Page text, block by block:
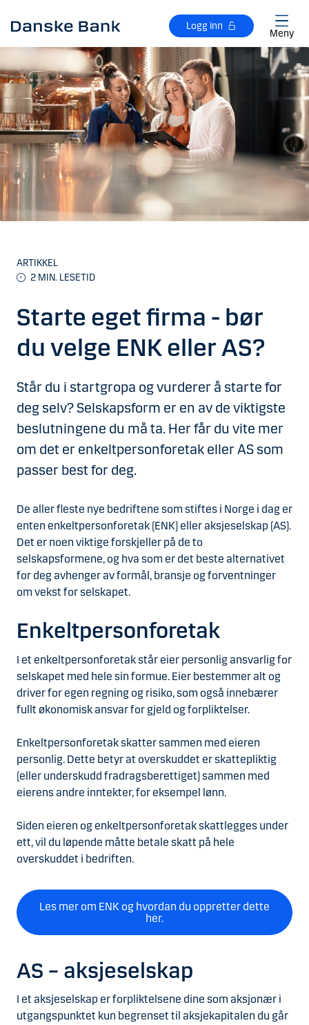
Logg inn
Meny
ARTIKKEL
2 MIN. LESETID
Starte eget firma - bør
du velge ENK eller AS?
Står du i startgropa og vurderer å starte for
deg selv? Selskapsform er en av de viktigste
beslutningene du må ta. Her får du vite mer
om det er enkeltpersonforetak eller AS som
passer best for deg.
De aller fleste nye bedriftene som stiftes i Norge i dag er
enten enkeltpersonforetak (ENK) eller aksjeselskap (AS).
Det er noen viktige forskjeller på de to
selskapsformene, og hva som er det beste alternativet
for deg avhenger av formål, bransje og forventninger
om vekst for selskapet.
Enkeltpersonforetak
I et enkeltpersonforetak står eier personlig ansvarlig for
selskapet med hele sin formue. Eier bestemmer alt og
driver for egen regning og risiko, som også innebærer
fullt økonomisk ansvar for gjeld og forpliktelser.
Enkeltpersonforetak skatter sammen med eieren
personlig. Dette betyr at overskuddet er skattepliktig
(eller underskudd fradragsberettiget) sammen med
eierens andre inntekter, for eksempel lønn.
Siden eieren og enkeltpersonforetak skattlegges under
ett, vil du løpende måtte betale skatt på hele
overskuddet i bedriften.
Les mer om ENK og hvordan du oppretter dette
her.
AS – aksjeselskap
I et aksjeselskap er forpliktelsene dine som aksjonær i
utgangspunktet kun begrenset til aksjekapitalen du går